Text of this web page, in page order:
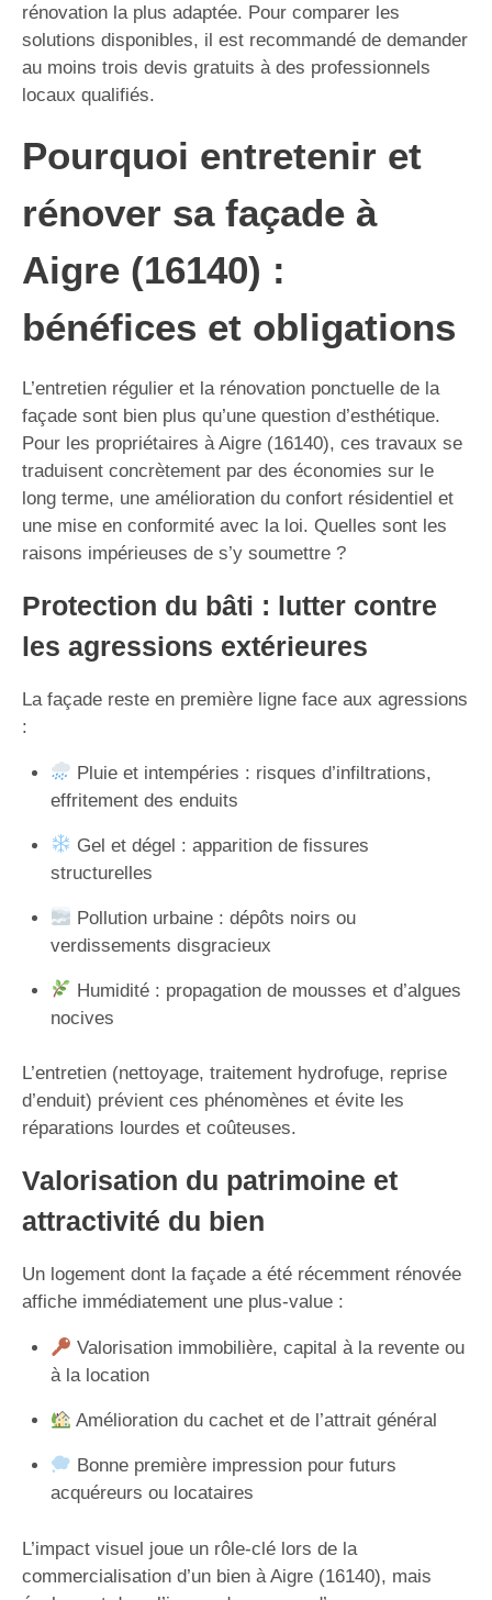
rénovation la plus adaptée. Pour comparer les
solutions disponibles, il est recommandé de demander
au moins trois devis gratuits à des professionnels
locaux qualifiés.
Pourquoi entretenir et
rénover sa façade à
Aigre (16140) :
bénéfices et obligations
L’entretien régulier et la rénovation ponctuelle de la
façade sont bien plus qu’une question d’esthétique.
Pour les propriétaires à Aigre (16140), ces travaux se
traduisent concrètement par des économies sur le
long terme, une amélioration du confort résidentiel et
une mise en conformité avec la loi. Quelles sont les
raisons impérieuses de s’y soumettre ?
Protection du bâti : lutter contre
les agressions extérieures
La façade reste en première ligne face aux agressions
:
Pluie et intempéries : risques d’infiltrations,
effritement des enduits
Gel et dégel : apparition de fissures
structurelles
Pollution urbaine : dépôts noirs ou
verdissements disgracieux
Humidité : propagation de mousses et d’algues
nocives
L’entretien (nettoyage, traitement hydrofuge, reprise
d’enduit) prévient ces phénomènes et évite les
réparations lourdes et coûteuses.
Valorisation du patrimoine et
attractivité du bien
Un logement dont la façade a été récemment rénovée
affiche immédiatement une plus-value :
Valorisation immobilière, capital à la revente ou
à la location
Amélioration du cachet et de l’attrait général
Bonne première impression pour futurs
acquéreurs ou locataires
L’impact visuel joue un rôle-clé lors de la
commercialisation d’un bien à Aigre (16140), mais